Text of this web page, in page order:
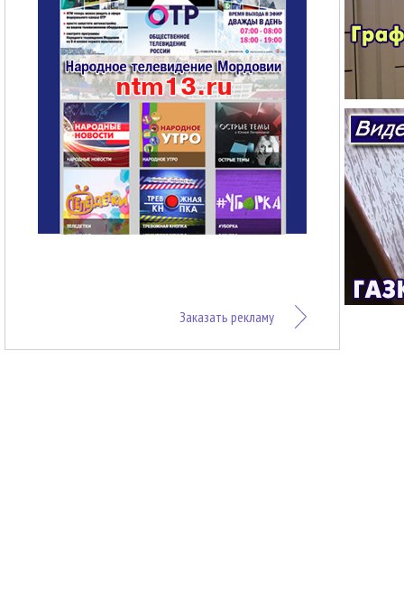
Заказать рекламу